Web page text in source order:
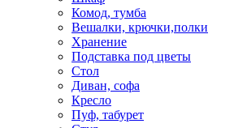
Комод, тумба
Вешалки, крючки,полки
Хранение
Подставка под цветы
Стол
Диван, софа
Кресло
Пуф, табурет